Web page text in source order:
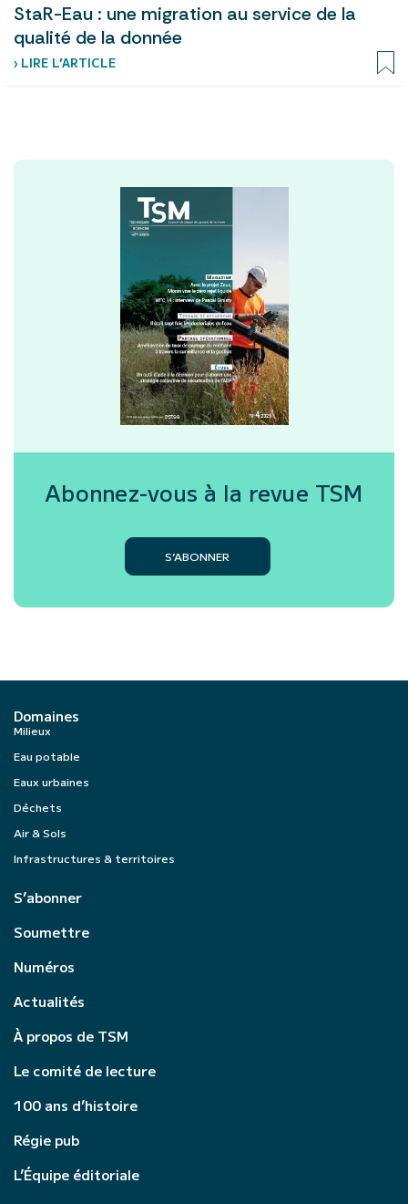
StaR-Eau : une migration au service de la
qualité de la donnée
› LIRE L’ARTICLE
Abonnez-vous à la revue TSM
S’ABONNER
Domaines
Milieux
Eau potable
Eaux urbaines
Déchets
Air & Sols
Infrastructures & territoires
S’abonner
Soumettre
Numéros
Actualités
À propos de TSM
Le comité de lecture
100 ans d’histoire
Régie pub
L’Équipe éditoriale